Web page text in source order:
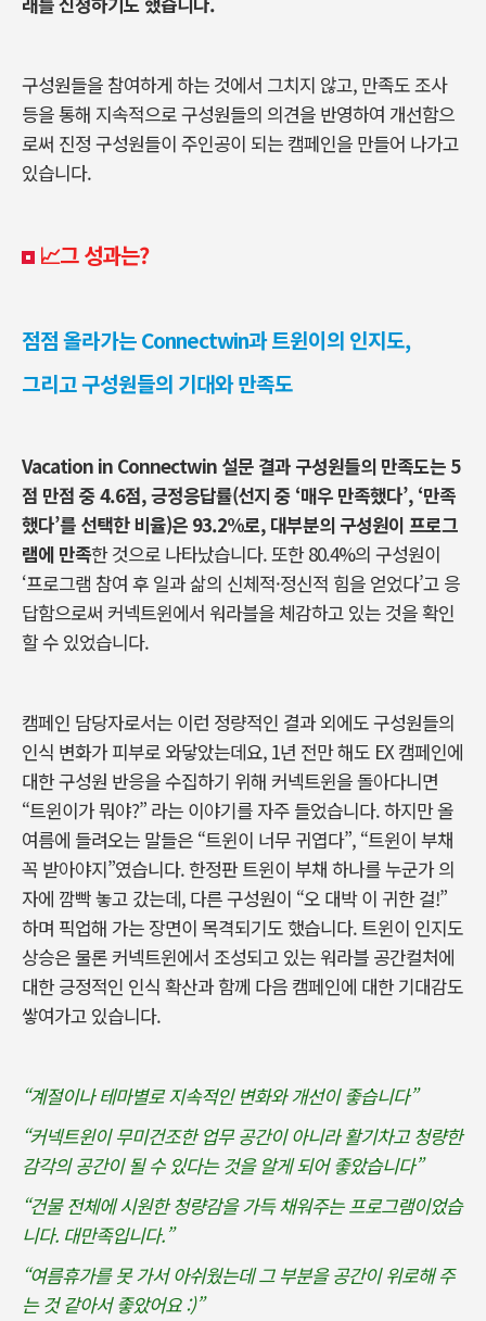
구성원들을 참여하게 하는 것에서 그치지 않고, 만족도 조사
등을 통해 지속적으로 구성원들의 의견을 반영하여 개선함으
로써 진정 구성원들이 주인공이 되는 캠페인을 만들어 나가고
있습니다.
📈그 성과는?
점점 올라가는 Connectwin과 트윈이의 인지도,
그리고 구성원들의 기대와 만족도
Vacation in Connectwin 설문 결과 구성원들의 만족도는 5
점 만점 중 4.6점, 긍정응답률(선지 중 ‘매우 만족했다’, ‘만족
했다’를 선택한 비율)은 93.2%로, 대부분의 구성원이 프로그
램에 만족한 것으로 나타났습니다. 또한 80.4%의 구성원이
‘프로그램 참여 후 일과 삶의 신체적·정신적 힘을 얻었다’고 응
답함으로써 커넥트윈에서 워라블을 체감하고 있는 것을 확인
할 수 있었습니다.
캠페인 담당자로서는 이런 정량적인 결과 외에도 구성원들의
인식 변화가 피부로 와닿았는데요, 1년 전만 해도 EX 캠페인에
대한 구성원 반응을 수집하기 위해 커넥트윈을 돌아다니면
“트윈이가 뭐야?” 라는 이야기를 자주 들었습니다. 하지만 올
여름에 들려오는 말들은 “트윈이 너무 귀엽다”, “트윈이 부채
꼭 받아야지”였습니다. 한정판 트윈이 부채 하나를 누군가 의
자에 깜빡 놓고 갔는데, 다른 구성원이 “오 대박 이 귀한 걸!”
하며 픽업해 가는 장면이 목격되기도 했습니다. 트윈이 인지도
상승은 물론 커넥트윈에서 조성되고 있는 워라블 공간컬처에
대한 긍정적인 인식 확산과 함께 다음 캠페인에 대한 기대감도
쌓여가고 있습니다.
“계절이나 테마별로 지속적인 변화와 개선이 좋습니다”
“커넥트윈이 무미건조한 업무 공간이 아니라 활기차고 청량한
감각의 공간이 될 수 있다는 것을 알게 되어 좋았습니다”
“건물 전체에 시원한 청량감을 가득 채워주는 프로그램이었습
니다. 대만족입니다.”
“여름휴가를 못 가서 아쉬웠는데 그 부분을 공간이 위로해 주
는 것 같아서 좋았어요 :)”